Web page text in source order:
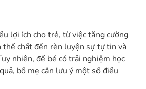
lợi ích cho trẻ, từ việc tăng cường
thể chất đến rèn luyện sự tự tin và
nhiên, để bé có trải nghiệm học
bố mẹ cần lưu ý một số điều